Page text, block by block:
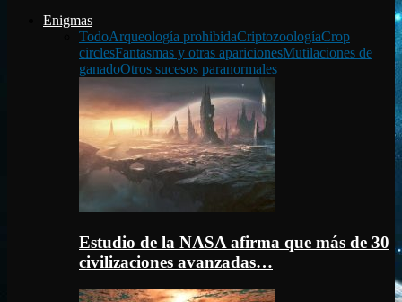
Enigmas
TodoArqueología prohibidaCriptozoologíaCrop
circlesFantasmas y otras aparicionesMutilaciones de
ganadoOtros sucesos paranormales
Estudio de la NASA afirma que más de 30
civilizaciones avanzadas…